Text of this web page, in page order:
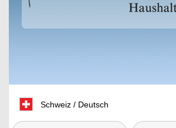
Schweiz / Deutsch